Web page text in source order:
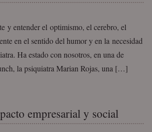
y entender el optimismo, el cerebro, el
en el sentido del humor y en la necesidad
Ha estado con nosotros, en una de
la psiquiatra Marian Rojas, una […]
empresarial y social